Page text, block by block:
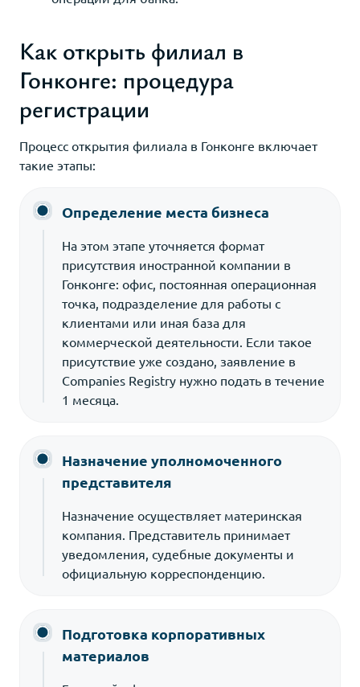
Как открыть филиал в
Гонконге: процедура
регистрации
Процесс открытия филиала в Гонконге включает
такие этапы:
Определение места бизнеса
На этом этапе уточняется формат
присутствия иностранной компании в
Гонконге: офис, постоянная операционная
точка, подразделение для работы с
клиентами или иная база для
коммерческой деятельности. Если такое
присутствие уже создано, заявление в
Companies Registry нужно подать в течение
1 месяца.
Назначение уполномоченного
представителя
Назначение осуществляет материнская
компания. Представитель принимает
уведомления, судебные документы и
официальную корреспонденцию.
Подготовка корпоративных
материалов